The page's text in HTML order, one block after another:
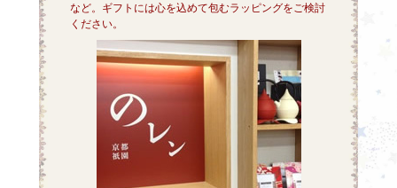
など。ギフトには心を込めて包むラッピングをご検討
ください。